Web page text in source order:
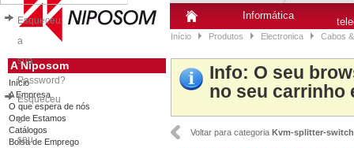
Esqueceu
a
sua
Password?
Esqueceu
o
seu
Informática
Início Produtos Electronica Cabos
A Niposom
Início
A Empresa
O que espera de nós
Onde Estamos
Catálogos
Bolsa de Emprego
Info: O seu
no seu carrinho
Voltar para categoria Kvm-splitter-switch